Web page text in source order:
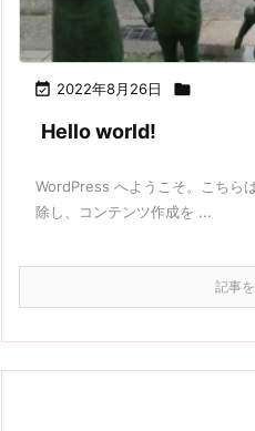
 2022年8月26日 
Hello world!
WordPress へようこそ。こちら
除し、コンテンツ作成を ...
記事